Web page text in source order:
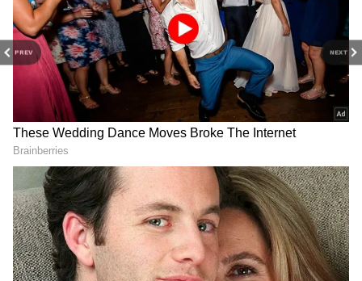
PREV NEXT
விலையில் ஐந்து ஆண்டுகளுக்கு
வழங்குகிறது.
வாடிக்கையாளர்களை ஈடுபடுத்தும்
வகையில், ஸ்கோடாவும் கியூலாக்கும்
இந்தியா முழுவதும் 'ட்ரீம் டூர்' செல்ல
உள்ளன. டிசம்பர் 13 அன்று, மூன்று கியூலாக்
SUVகள் சக்கன் தொழிற்சாலையிலிருந்து
புறப்பட்டு மூன்று தனித்தனி பயணத்
திட்டங்களில் பயணித்து, 43 நாட்களில் 70-
க்கும் மேற்பட்ட இடங்களைப் பார்வையிடும்.
ஜனவரி 25-ம் தேதிக்குள் அவை